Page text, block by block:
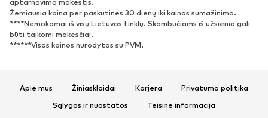
Naujienos
Sportbačiai
Aulinukai
Batai su kulniukais
Auliniai batai
Įsispiriami bateliai
Šlepetės
aptarnavimo mokestis.
Žemiausia kaina per paskutines 30 dienų iki kainos sumažinimo.
****Nemokamai iš visų Lietuvos tinklų. Skambučiams iš užsienio gali
būti taikomi mokesčiai.
******Visos kainos nurodytos su PVM.
Apie mus Žiniasklaidai Karjera
Privatumo politika
Sąlygos ir nuostatos
Teisinė informacija